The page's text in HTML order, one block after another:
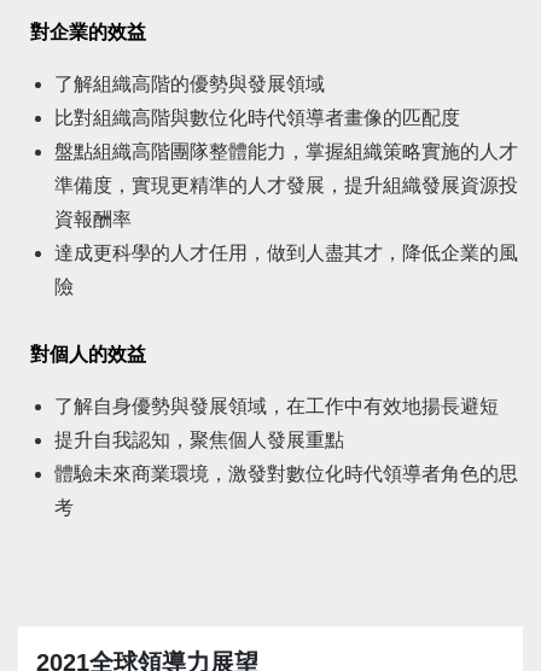
對企業的效益
了解組織高階的優勢與發展領域
比對組織高階與數位化時代領導者畫像的匹配度
盤點組織高階團隊整體能力，掌握組織策略實施的人才
準備度，實現更精準的人才發展，提升組織發展資源投
資報酬率
達成更科學的人才任用，做到人盡其才，降低企業的風
險
對個人的效益
了解自身優勢與發展領域，在工作中有效地揚長避短
提升自我認知，聚焦個人發展重點
體驗未來商業環境，激發對數位化時代領導者角色的思
考
2021全球領導力展望